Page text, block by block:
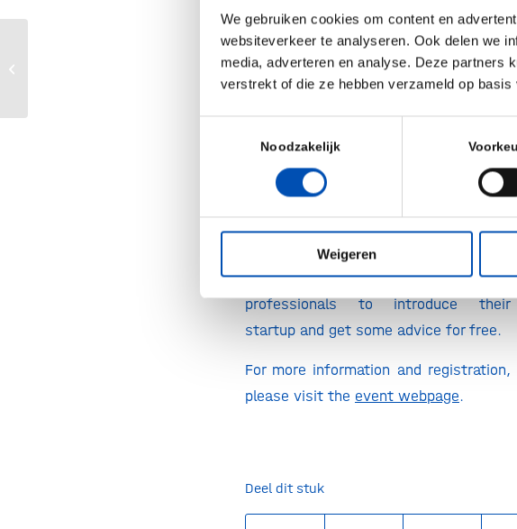
We gebruiken cookies om content en
websiteverkeer te analyseren. Ook delen we
media, adverteren en analyse. Deze partners
verstrekt of die ze hebben verzameld op
Noodzakelijk
Weigeren
📍 Oestgeest, Biopartner 5
Programme
13:00 – 13:30 Registration
13:45 – 17:00 Speeddates
17:00 – 18:00 Drinks
This year, startups can sign up for a
25-minute conversation with different
professionals to introduce their
startup and get some advice for free.
For more information and registration,
please visit the event webpage.
Deel dit stuk
Cybersecurity in Healthcare and Life